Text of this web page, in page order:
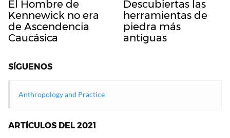
El Hombre de
Kennewick no era
de Ascendencia
Caucásica
Descubiertas las
herramientas de
piedra más
antiguas
SÍGUENOS
Anthropology and Practice
ARTÍCULOS DEL 2021